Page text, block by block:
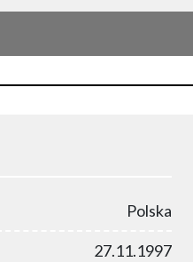
Polska
27.11.1997